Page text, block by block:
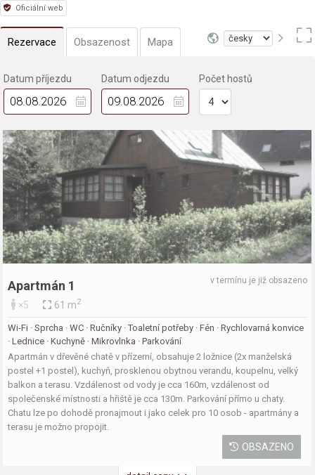
Oficiální web
Rezervace Obsazenost Mapa
Datum příjezdu Datum odjezdu Počet hostů
Apartmán 1
×5 61 m2
v termínu je již obsazeno
Wi-Fi · Sprcha · WC · Ručníky · Toaletní potřeby · Fén · Rychlovarná konvice
· Lednice · Kuchyně · Mikrovlnka · Parkování
Apartmán v dřevěné chatě v přízemí, obsahuje 2 ložnice (2x manželská
postel +1 postel), kuchyň, prosklenou obytnou verandu, koupelnu, velký
balkon a terasu. Vzdálenost od vody je cca 160m, vzdálenost od
společenské místnosti a hřiště je cca 130m. Parkování přímo u chaty.
Chatu lze po dohodě pronajmout i jako celek pro 10 osob - apartmány a
terasu je možno propojit.
OBSAZENO